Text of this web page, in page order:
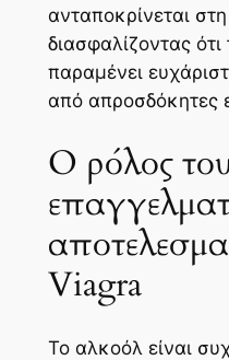
ανταποκρίνεται
διασφαλίζοντας
παραμένει
από απροσδόκητες
Ο ρόλος
Viagra
Το αλκοόλ είναι